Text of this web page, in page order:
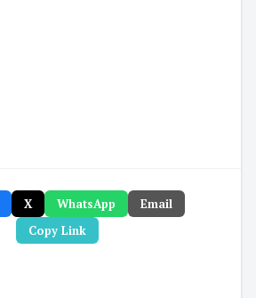
X WhatsApp
Email
Copy Link